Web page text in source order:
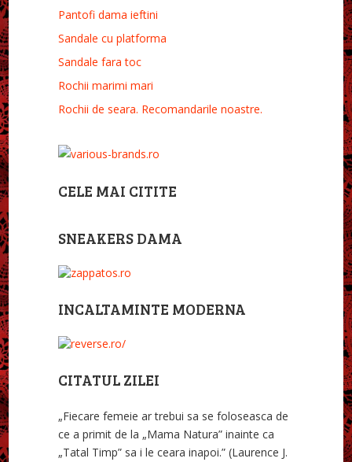
Pantofi dama ieftini
Sandale cu platforma
Sandale fara toc
Rochii marimi mari
Rochii de seara. Recomandarile noastre.
CELE MAI CITITE
SNEAKERS DAMA
INCALTAMINTE MODERNA
CITATUL ZILEI
„Fiecare femeie ar trebui sa se foloseasca de
ce a primit de la „Mama Natura” inainte ca
„Tatal Timp” sa i le ceara inapoi.” (Laurence J.